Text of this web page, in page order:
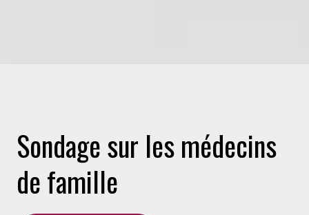
Sondage sur les médecins
de famille